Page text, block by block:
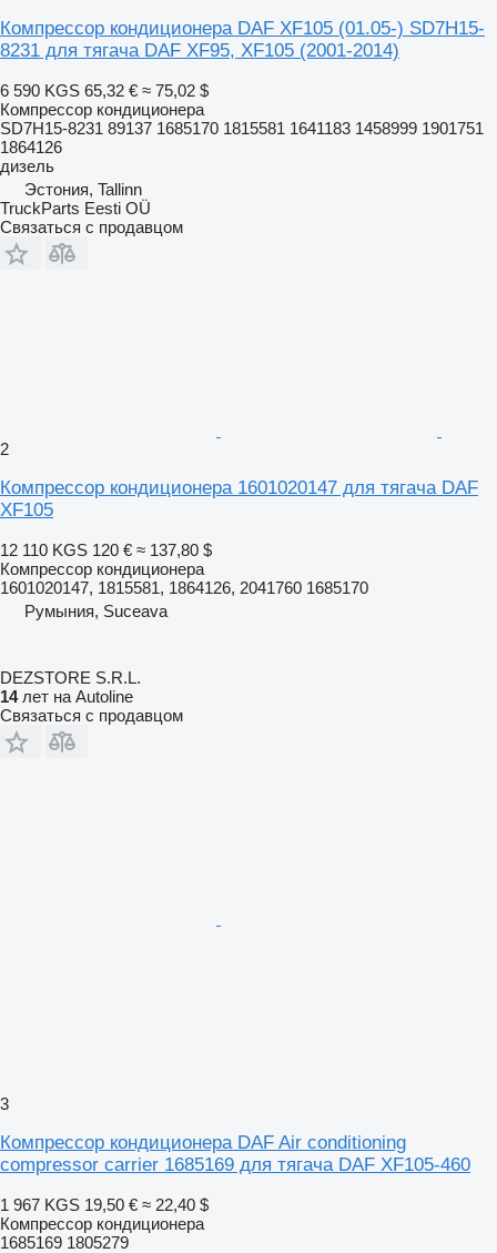
Компрессор кондиционера DAF XF105 (01.05-) SD7H15-
8231 для тягача DAF XF95, XF105 (2001-2014)
6 590 KGS 65,32 € ≈ 75,02 $
Компрессор кондиционера
SD7H15-8231 89137 1685170 1815581 1641183 1458999 1901751
1864126
дизель
Эстония, Tallinn
TruckParts Eesti OÜ
Связаться с продавцом
2
Компрессор кондиционера 1601020147 для тягача DAF
XF105
12 110 KGS 120 € ≈ 137,80 $
Компрессор кондиционера
1601020147, 1815581, 1864126, 2041760 1685170
Румыния, Suceava
DEZSTORE S.R.L.
14лет на Autoline
Связаться с продавцом
3
Компрессор кондиционера DAF Air conditioning
compressor carrier 1685169 для тягача DAF XF105-460
1 967 KGS 19,50 € ≈ 22,40 $
Компрессор кондиционера
1685169 1805279